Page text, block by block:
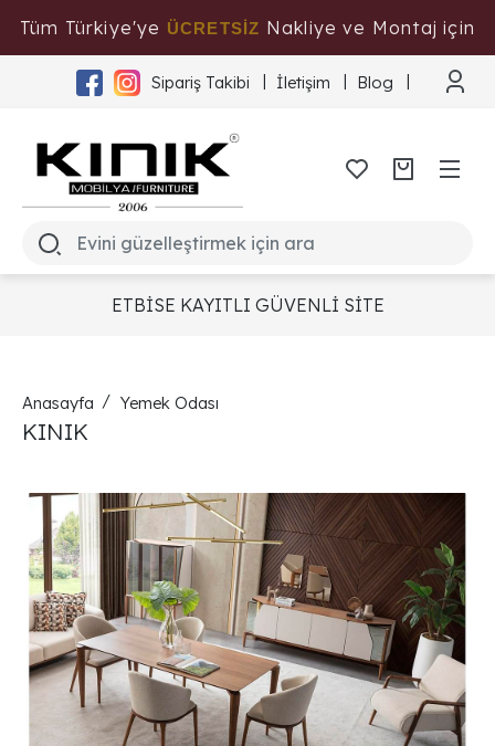
Tüm Türkiye'ye ÜCRETSİZ Nakliye ve Montaj için
Tıklayınız
Sipariş Takibi İletişim Blog
ETBİSE KAYITLI GÜVENLİ SİTE
Anasayfa Yemek Odası
KINIK